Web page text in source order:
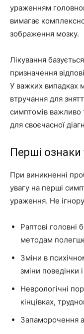
ураженням
вимагає
зображення мозку.
Лікування
призначення
У важких випадках
втручання для
симптомів важливо
для своєчасної
Перші
При виникненні
увагу на перші
ураження. Не
Раптові головні
методам
Зміни в
зміни поведінки
Неврологічні
кінцівках,
Запаморочення